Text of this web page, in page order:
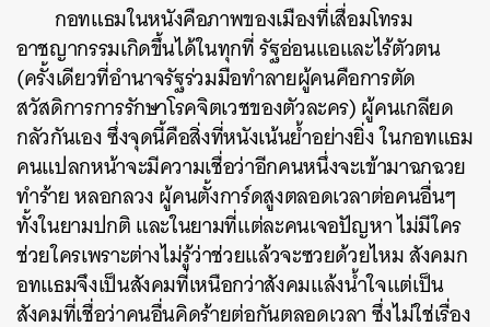
กอทแธมในหนังคือภาพของเมืองที่เสื่อมโทรม
อาชญากรรมเกิดขึ้นได้ในทุกที่ รัฐอ่อนแอและไร้ตัวตน
(ครั้งเดียวที่อำนาจรัฐร่วมมือทำลายผู้คนคือการตัด
สวัสดิการการรักษาโรคจิตเวชของตัวละคร) ผู้คนเกลียด
กลัวกันเอง ซึ่งจุดนี้คือสิ่งที่หนังเน้นย้ำอย่างยิ่ง ในกอทแธม
คนแปลกหน้าจะมีความเชื่อว่าอีกคนหนึ่งจะเข้ามาฉกฉวย
ทำร้าย หลอกลวง ผู้คนตั้งการ์ดสูงตลอดเวลาต่อคนอื่นๆ
ทั้งในยามปกติ และในยามที่แต่ละคนเจอปัญหา ไม่มีใคร
ช่วยใครเพราะต่างไม่รู้ว่าช่วยแล้วจะซวยด้วยไหมสังคมก
อทแธมจึงเป็นสังคมที่เหนือกว่าสังคมแล้งน้ำใจแต่เป็น
สังคมที่เชื่อว่าคนอื่นคิดร้ายต่อกันตลอดเวลา ซึ่งไม่ใช่เรื่อง